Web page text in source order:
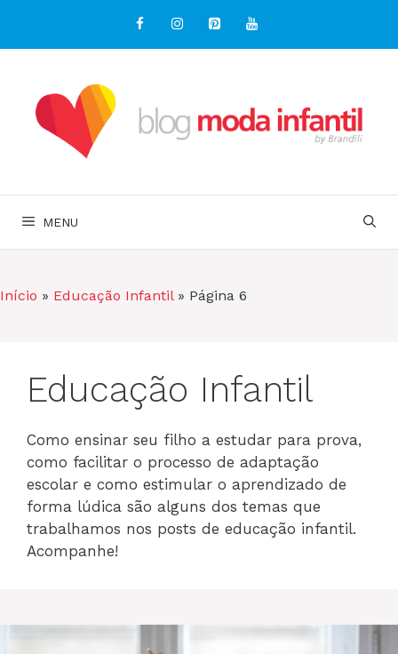
o
MENU
Início » Educação Infantil» Página 6
Educação Infantil
Como ensinar seu filho a estudar para prova,
como facilitar o processo de adaptação
escolar e como estimular o aprendizado de
forma lúdica são alguns dos temas que
trabalhamos nos posts de educação infantil.
Acompanhe!